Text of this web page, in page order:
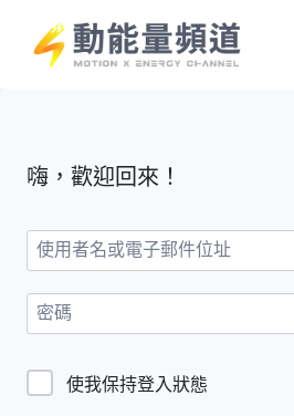
content
嗨，歡迎回來！
使我保持登入狀態